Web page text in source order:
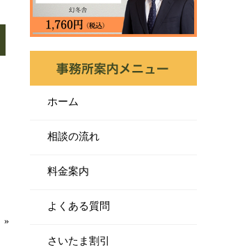
»
ホーム
相談の流れ
料金案内
よくある質問
さいたま割引